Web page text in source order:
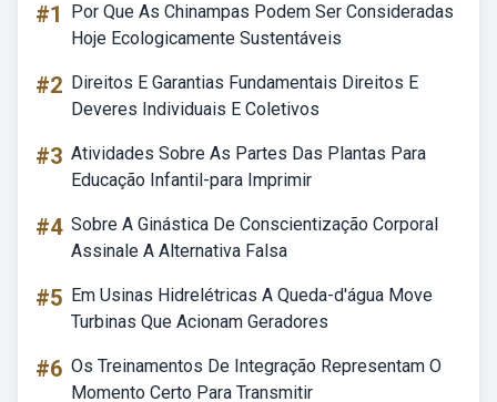
#1
Por Que As Chinampas Podem Ser Consideradas
Hoje Ecologicamente Sustentáveis
#2 Direitos E Garantias Fundamentais Direitos E
Deveres Individuais E Coletivos
#3 Atividades Sobre As Partes Das Plantas Para
Educação Infantil-para Imprimir
#4 Sobre A Ginástica De Conscientização Corporal
Assinale A Alternativa Falsa
#5 Em Usinas Hidrelétricas A Queda-d'água Move
Turbinas Que Acionam Geradores
#6 Os Treinamentos De Integração Representam O
Momento Certo Para Transmitir